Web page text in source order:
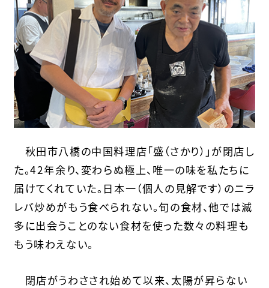
秋田市八橋の中国料理店「盛（さかり）」が閉店し
た。42年余り、変わらぬ極上、唯一の味を私たちに
届けてくれていた。日本一（個人の見解です）のニラ
レバ炒めがもう食べられない。旬の食材、他では滅
多に出会うことのない食材を使った数々の料理も
もう味わえない。
閉店がうわさされ始めて以来、太陽が昇らない